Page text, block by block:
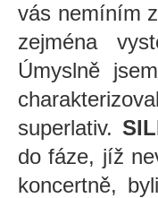
vás nemíním
zejména
Úmyslně
superlativ.
do fáze, jíž
koncertně,